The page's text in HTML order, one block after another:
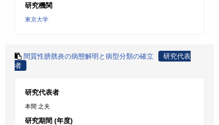
研究機関
東京大学
間質性膀胱炎の病態解明と病型分類の確立
研究代表
者
研究代表者
本間 之夫
研究期間 (年度)